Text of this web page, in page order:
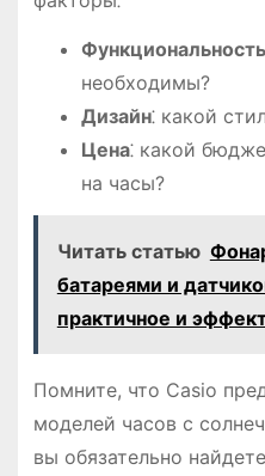
Функциональность
необходимы?
Дизайн⁚ какой
Цена⁚ какой
на часы?
Читать статью
батареями и
практичное и
Помните, что Casio
моделей часов с
вы обязательно